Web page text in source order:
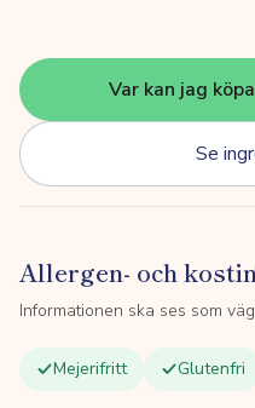
Var kan jag
Se
Allergen- och
Informationen ska ses som
Mejerifritt Glutenfri